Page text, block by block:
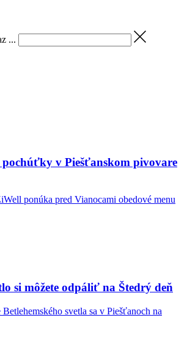
...
v Piešťanskom pivovare
ponúka pred Vianocami obedové menu
si môžete odpáliť na Štedrý deň
svetla sa v Piešťanoch na